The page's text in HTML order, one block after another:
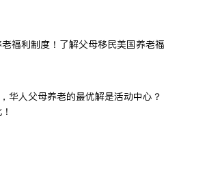
福利制度！了解父母移民美国养老福
华人父母养老的最优解是活动中心？